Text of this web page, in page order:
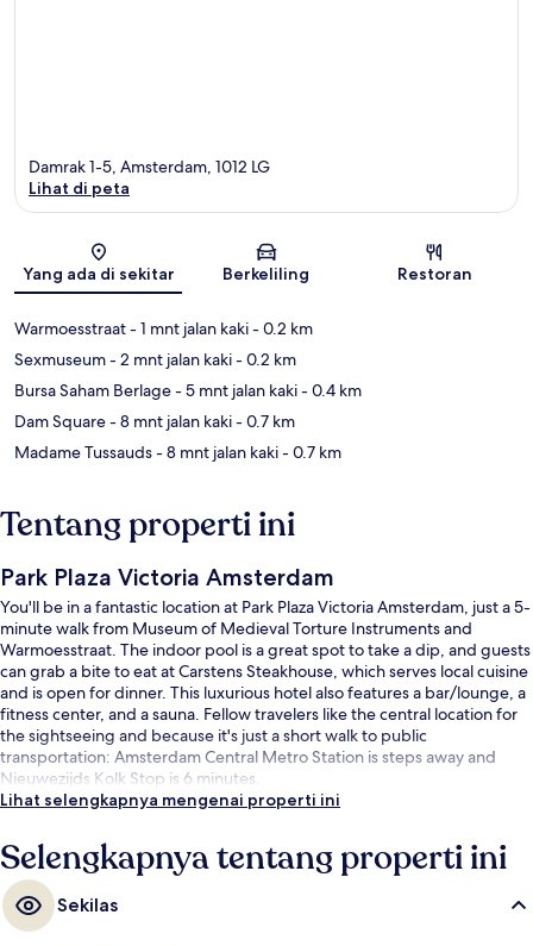
Peta
Damrak 1-5, Amsterdam, 1012 LG
Lihat di peta
Yang ada di sekitar Berkeliling Restoran
Warmoesstraat- 1 mnt jalan kaki- 0.2 km
Sexmuseum- 2 mnt jalan kaki- 0.2 km
Bursa Saham Berlage- 5 mnt jalan kaki- 0.4 km
Dam Square- 8 mnt jalan kaki- 0.7 km
Madame Tussauds- 8 mnt jalan kaki- 0.7 km
Tentang properti ini
Park Plaza Victoria Amsterdam
You'll be in a fantastic location at Park Plaza Victoria Amsterdam, just a 5-
minute walk from Museum of Medieval Torture Instruments and
Warmoesstraat. The indoor pool is a great spot to take a dip, and guests
can grab a bite to eat at Carstens Steakhouse, which serves local cuisine
and is open for dinner. This luxurious hotel also features a bar/lounge, a
fitness center, and a sauna. Fellow travelers like the central location for
the sightseeing and because it's just a short walk to public
transportation: Amsterdam Central Metro Station is steps away and
Nieuwezijds Kolk Stop is 6 minutes.
Lihat selengkapnya mengenai properti ini
Selengkapnya tentang properti ini
Sekilas